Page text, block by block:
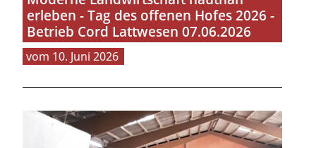
erleben - Tag des offenen Hofes 2026 -
Betrieb Cord Lattwesen 07.06.2026
10. Juni 2026